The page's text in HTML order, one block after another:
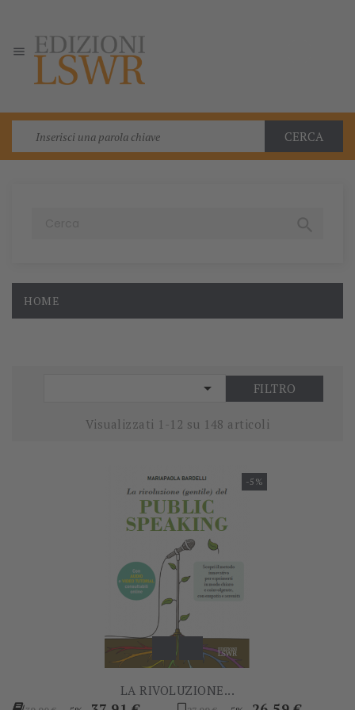

CERCA
HOME
 FILTRO
Visualizzati 1-12 su 148 articoli
-5%
LA RIVOLUZIONE...